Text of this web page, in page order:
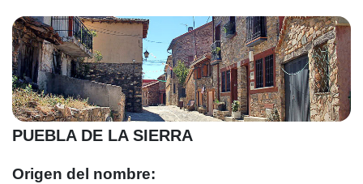
PUEBLA DE LA SIERRA
Origen del nombre: